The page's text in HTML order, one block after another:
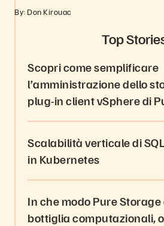
By: Don Kirouac
Top
Scopri come semplificare
l’amministrazione dello
plug-in client vSphere di
Scalabilità verticale di
in Kubernetes
In che modo Pure
bottiglia computazionali,